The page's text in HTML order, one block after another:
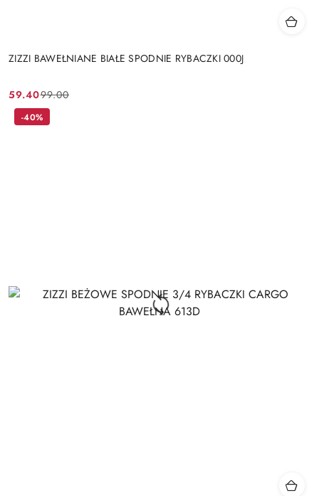
ZIZZI BAWEŁNIANE BIAŁE SPODNIE RYBACZKI 000J
Cena
promocyjna:
59.40
Cena
przed
99.00
-40%